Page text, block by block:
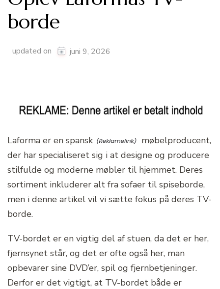
borde
updated on juni 9, 2026
Laforma er en spansk
møbelproducent,
der har specialiseret sig i at designe og producere
stilfulde og moderne møbler til hjemmet. Deres
sortiment inkluderer alt fra sofaer til spiseborde,
men i denne artikel vil vi sætte fokus på deres TV-
borde.
TV-bordet er en vigtig del af stuen, da det er her,
fjernsynet står, og det er ofte også her, man
opbevarer sine DVD’er, spil og fjernbetjeninger.
Derfor er det vigtigt, at TV-bordet både er